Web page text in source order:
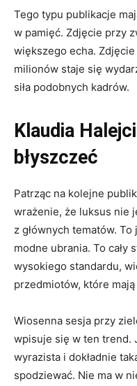
Tego typu publikacje
w pamięć. Zdjęcie przy
większego echa.
milionów staje się
siła podobnych kadrów.
Klaudia
błyszczeć
Patrząc na kolejne
wrażenie, że luksus nie
z głównych tematów.
modne ubrania. To cały
wysokiego standardu,
przedmiotów, które
Wiosenna sesja przy
wpisuje się w ten trend.
wyrazista i dokładnie
spodziewać. Nie ma w